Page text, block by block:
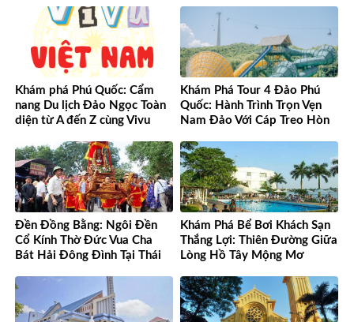
Khám phá Phú Quốc: Cẩm
nang Du lịch Đảo Ngọc Toàn
diện từ A đến Z cùng Vivu
Khám Phá Tour 4 Đảo Phú
Quốc: Hành Trình Trọn Vẹn
Nam Đảo Với Cáp Treo Hòn
Đền Đồng Bằng: Ngôi Đền
Cổ Kính Thờ Đức Vua Cha
Bát Hải Đông Đình Tại Thái
Khám Phá Bể Bơi Khách Sạn
Thắng Lợi: Thiên Đường Giữa
Lòng Hồ Tây Mộng Mơ